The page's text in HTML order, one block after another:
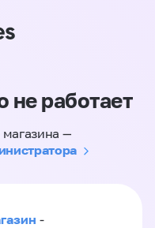
не работает
—
-